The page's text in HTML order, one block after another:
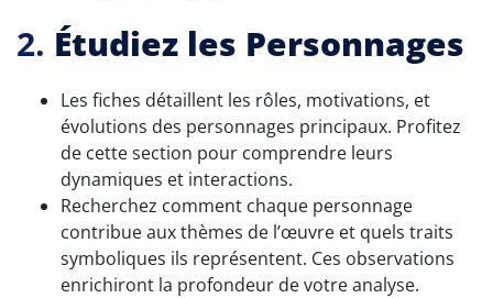
2. Étudiez les Personnages
Les fiches détaillent les rôles, motivations, et
évolutions des personnages principaux. Profitez
de cette section pour comprendre leurs
dynamiques et interactions.
Recherchez comment chaque personnage
contribue aux thèmes de l’œuvre et quels traits
symboliques ils représentent. Ces observations
enrichiront la profondeur de votre analyse.